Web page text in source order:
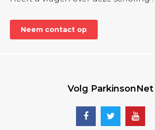
Neem contact op
Volg ParkinsonNet